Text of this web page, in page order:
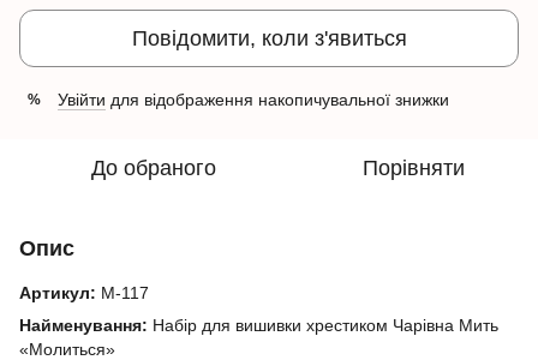
Повідомити, коли з'явиться
% Увійти для відображення накопичувальної знижки
До обраного Порівняти
Опис
Артикул: М-117
Найменування: Набір для вишивки хрестиком Чарівна Мить
«Молиться»